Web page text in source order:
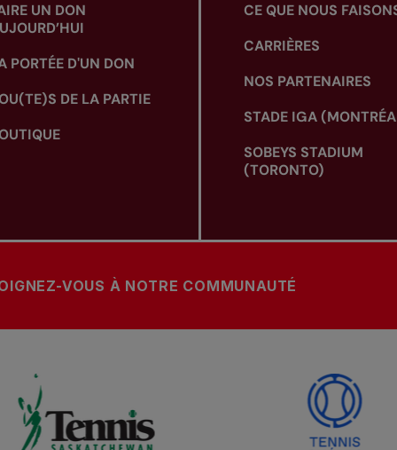
UN DON
PORTÉE D'UN DON
DE LA PARTIE
CE QUE NOUS
CARRIÈRES
NOS PARTENAIRES
STADE IGA
SOBEYS STADIUM
(TORONTO)
VOUS À NOTRE COMMUNAUTÉ